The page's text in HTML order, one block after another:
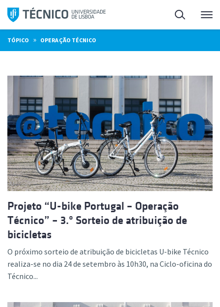
Saltar
para
o
conteúdo
Pesquisa
TÓPICO » OPERAÇÃO TÉCNICO
Projeto “U-bike Portugal – Operação
Técnico” – 3.º Sorteio de atribuição de
bicicletas
O próximo sorteio de atribuição de bicicletas U-bike Técnico
realiza-se no dia 24 de setembro às 10h30, na Ciclo-oficina do
Técnico...